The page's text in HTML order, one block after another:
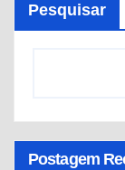
Pesquisar
Postagem